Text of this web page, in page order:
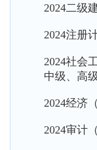
2024二级
2024注册
2024社会
中级、高级
2024经济
2024审计